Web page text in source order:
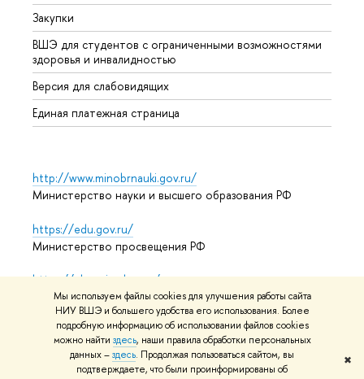
Мы используем файлы cookies для улучшения работы сайта
НИУ ВШЭ и большего удобства его использования. Более
подробную информацию об использовании файлов cookies
можно найти здесь, наши правила обработки персональных
данных –здесь. Продолжая пользоваться сайтом, вы
подтверждаете, что были проинформированы об
✖
Закупки
ВШЭ для студентов с ограниченными возможностями
здоровья и инвалидностью
Версия для слабовидящих
Единая платежная страница
http://www.minobrnauki.gov.ru/
Министерство науки и высшего образования РФ
https://edu.gov.ru/
Министерство просвещения РФ
https://elearning.hse.ru/mooc
Массовые открытые онлайн-курсы
© НИУ ВШЭ 1993–2026 Адреса и контактыУсловия
использования материаловПолитика конфиденциальности